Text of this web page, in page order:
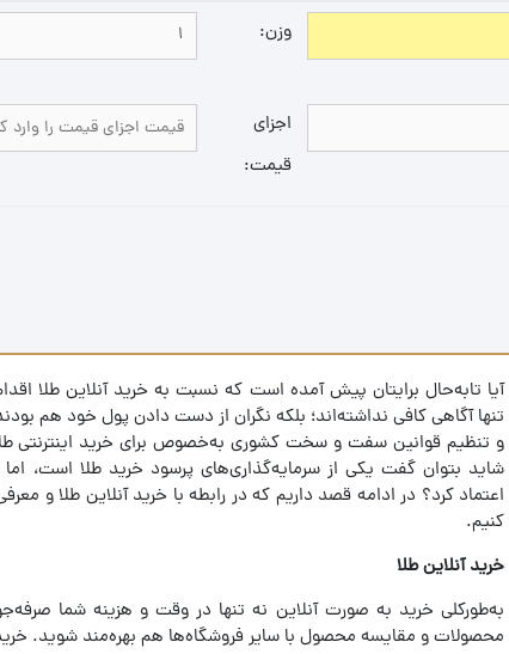
وزن:
اجزای
قیمت:
آیا تابه‌حال برایتان پیش آمده است که نسبت به خرید آنلاین طلا
تنها آگاهی کافی نداشته‌اند؛ بلکه نگران از دست دادن پول خود هم
و تنظیم قوانین سفت و سخت کشوری به‌خصوص برای خرید اینترنتی
شاید بتوان گفت یکی از سرمایه‌گذاری‌های پرسود خرید طلا است،
اعتماد کرد؟ در ادامه قصد داریم که در رابطه با خرید آنلاین طلا و
کنیم.
خرید آنلاین طلا
به‌طورکلی خرید به صورت آنلاین نه تنها در وقت و هزینه شما
محصولات و مقایسه محصول با سایر فروشگاه‌ها هم بهره‌مند شوید.